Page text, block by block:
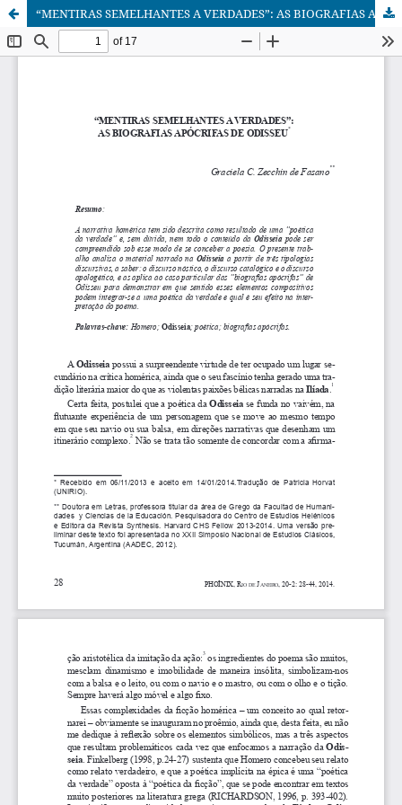
“MENTIRAS SEMELHANTES A VERDADES”: AS BIOGRAFIAS APÓCRIFAS DE ODISSEU